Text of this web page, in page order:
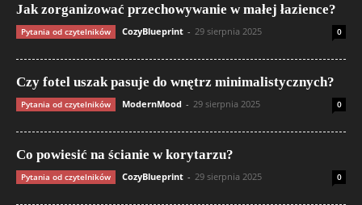
Jak zorganizować przechowywanie w małej łazience?
Pytania od czytelników CozyBlueprint - 29 sierpnia 2025 0
Czy fotel uszak pasuje do wnętrz minimalistycznych?
Pytania od czytelników ModernMood - 29 sierpnia 2025 0
Co powiesić na ścianie w korytarzu?
Pytania od czytelników CozyBlueprint - 29 sierpnia 2025 0